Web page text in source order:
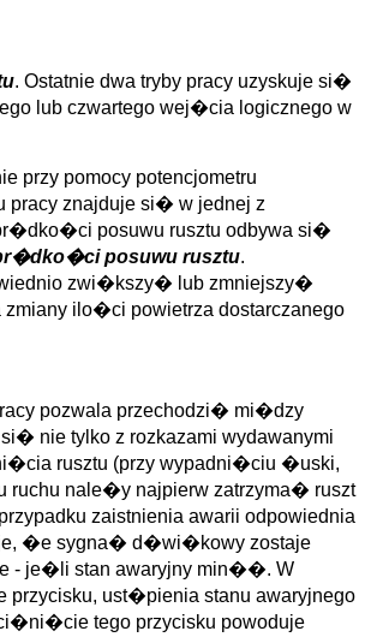
. Ostatnie dwa tryby pracy uzyskuje si�
lub czwartego wej�cia logicznego w
pomocy potencjometru
znajduje si� w jednej z
posuwu rusztu odbywa si�
posuwu rusztu.
zwi�kszy� lub zmniejszy�
ilo�ci powietrza dostarczanego
pozwala przechodzi� mi�dzy
nie tylko z rozkazami wydawanymi
rusztu (przy wypadni�ciu �uski,
nale�y najpierw zatrzyma� ruszt
zaistnienia awarii odpowiednia
�e sygna� d�wi�kowy zostaje
je�li stan awaryjny min��. W
ust�pienia stanu awaryjnego
tego przycisku powoduje